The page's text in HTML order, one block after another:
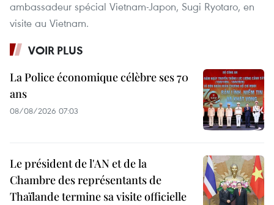
ambassadeur spécial Vietnam-Japon, Sugi Ryotaro, en
visite au Vietnam.
VOIR PLUS
La Police économique célèbre ses 70
ans
08/08/2026 07:03
Le président de l'AN et de la
Chambre des représentants de
Thaïlande termine sa visite officielle